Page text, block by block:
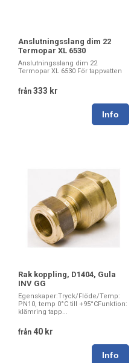
Anslutningsslang dim 22
Termopar XL 6530
Anslutningsslang dim 22
Termopar XL 6530 För tappvatten
från 333 kr
Rak koppling, D1404, Gula
INV GG
Egenskaper:Tryck/Flöde/Temp:
PN10, temp 0°C till +95°CFunktion:
klämring tapp...
från 40 kr